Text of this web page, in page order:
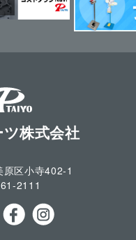
株式会社
原区小寺402-1
2111